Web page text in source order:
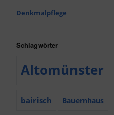
Denkmalpflege
Schlagwörter
Altomünster
bairisch Bauernhaus